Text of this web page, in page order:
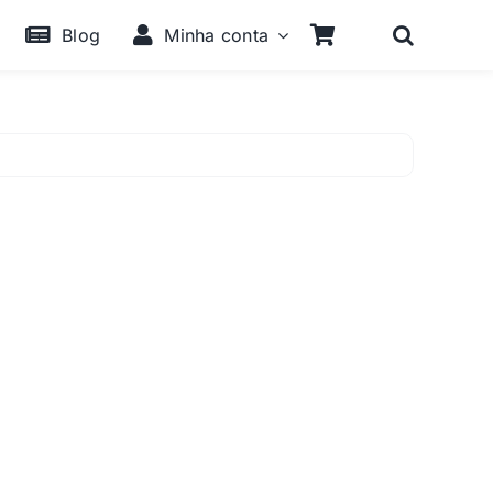
Blog Minha conta